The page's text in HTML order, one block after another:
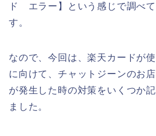
ド エラー】という感じで調べ
す。
なので、今回は、楽天カードが
に向けて、チャットジーンのお
が発生した時の対策をいくつか
ました。